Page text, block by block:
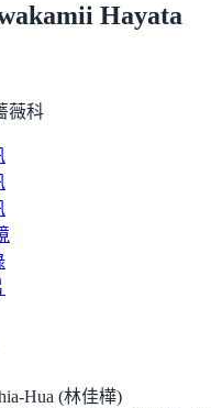
Hayata
薇科
Hua (林佳樺)